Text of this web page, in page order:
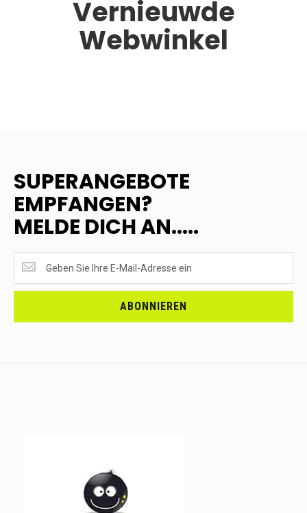
Vernieuwde
Webwinkel
SUPERANGEBOTE
EMPFANGEN?
MELDE DICH AN.....
EMPFANGEN?
<br>MELDE
ABONNIEREN